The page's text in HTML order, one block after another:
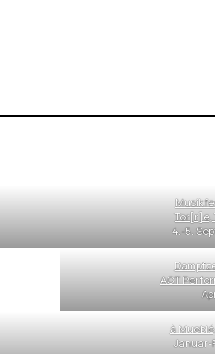
Tor[r]e,
4.-5.
ACT
à
Januar-